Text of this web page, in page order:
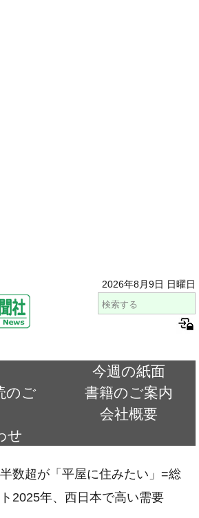
2026年8月9日 日曜日
今週の紙面
のご
書籍のご案内
会社概要
せ
数超が「平屋に住みたい」=総
2025年、西日本で高い需要